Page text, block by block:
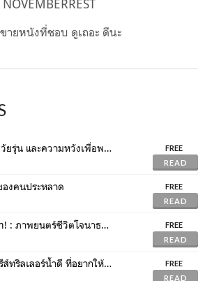
NOVEMBERREST
ายหนังที่ชอบ ดูเถอะ ดีนะ
Better Days ชีวิตวัยรุ่น และความหวังเพื่อพรุ่งนี้ที่ดีกว่า
FREE
READ
งคนประหลาด
FREE
READ
Tick, Tick... Boom! : ภาพยนตร์ชีวิตโจนาธาน ลาร์ลัน ให้กับผู้มีฝันทุกคน
FREE
READ
The Bad Kids : ซีรีส์ทริลเลอร์น้ำดี ที่อยากให้ได้ดู
FREE
READ